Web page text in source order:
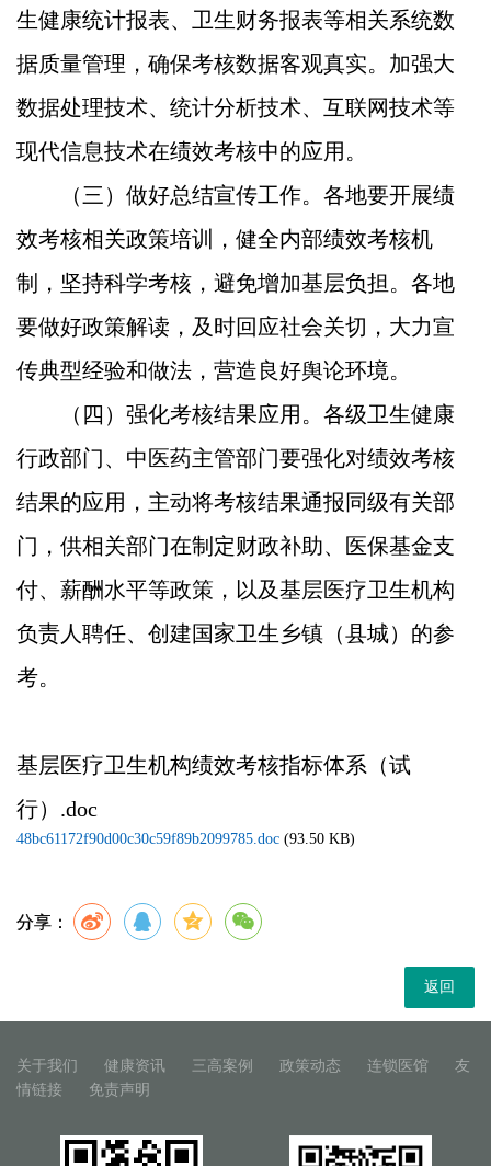
生健康统计报表、卫生财务报表等相关系统数
据质量管理，确保考核数据客观真实。加强大
数据处理技术、统计分析技术、互联网技术等
现代信息技术在绩效考核中的应用。
（三）做好总结宣传工作。 各地要开展绩
效考核相关政策培训，健全内部绩效考核机
制，坚持科学考核，避免增加基层负担。各地
要做好政策解读，及时回应社会关切，大力宣
传典型经验和做法，营造良好舆论环境。
（四）强化考核结果应用。 各级卫生健康
行政部门、中医药主管部门要强化对绩效考核
结果的应用，主动将考核结果通报同级有关部
门，供相关部门在制定财政补助、医保基金支
付、薪酬水平等政策，以及基层医疗卫生机构
负责人聘任、创建国家卫生乡镇（县城）的参
考。
基层医疗卫生机构绩效考核指标体系（试
行）.doc
48bc61172f90d00c30c59f89b2099785.doc (93.50 KB)
分享：
返回
关于我们 健康资讯 三高案例 政策动态 连锁医馆
友
情链接
免责声明